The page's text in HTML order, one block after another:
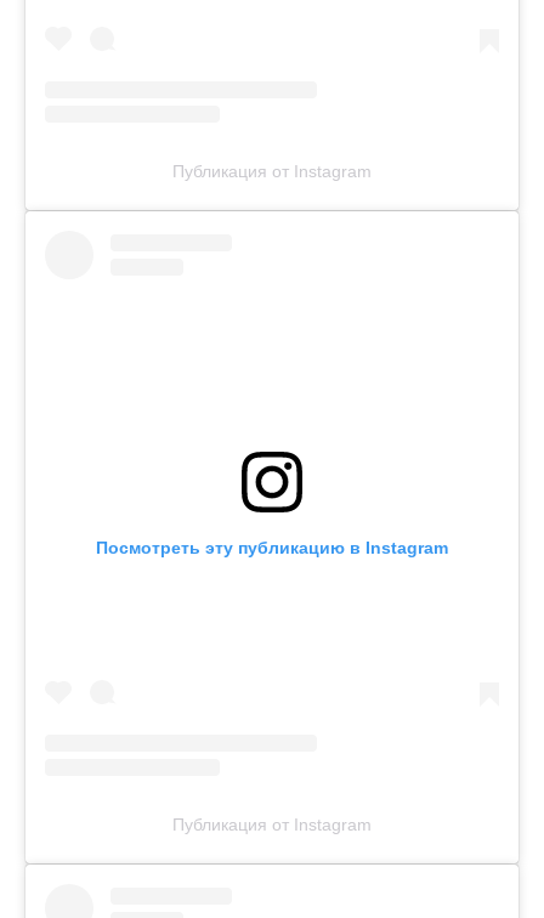
Публикация от Instagram
Посмотреть эту публикацию в Instagram
Публикация от Instagram